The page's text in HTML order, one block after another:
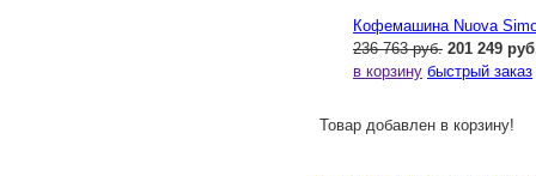
Кофемашина Nuova
236 763 руб. 201 249
в корзину быстрый заказ
Товар добавлен в корзину!